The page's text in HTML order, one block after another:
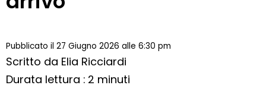
Pubblicato il 27 Giugno 2026 alle 6:30 pm
Scritto da Elia Ricciardi
Durata lettura : 2 minuti